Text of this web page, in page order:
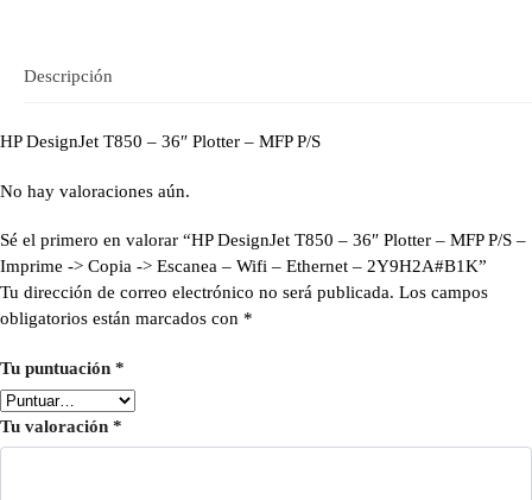
Descripción
HP DesignJet T850 – 36″ Plotter – MFP P/S
No hay valoraciones aún.
Sé el primero en valorar “HP DesignJet T850 – 36″ Plotter – MFP P/S –
Imprime -> Copia -> Escanea – Wifi – Ethernet – 2Y9H2A#B1K”
Tu dirección de correo electrónico no será publicada. Los campos
obligatorios están marcados con *
Tu puntuación *
Tu valoración *